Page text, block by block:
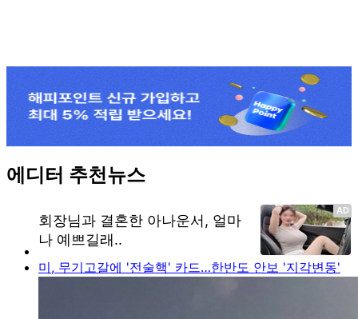
에디터 추천뉴스
미, 무기고갈에 '전술핵' 카드…한반도 안보 '지각변동'